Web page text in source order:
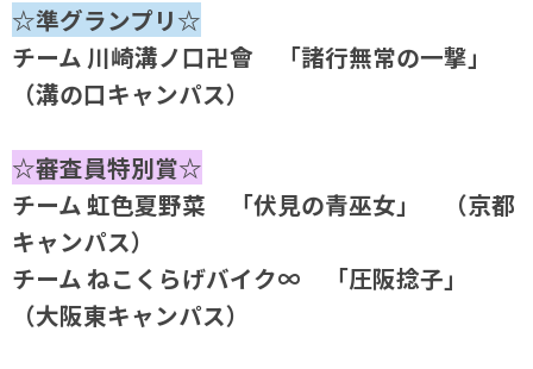
☆準グランプリ☆
チーム 川崎溝ノ口卍會 「諸行無常の一撃」
（溝の口キャンパス）
☆審査員特別賞☆
チーム 虹色夏野菜 「伏見の青巫女」 （京都
キャンパス）
チーム ねこくらげバイク∞ 「圧阪捻子」
（大阪東キャンパス）